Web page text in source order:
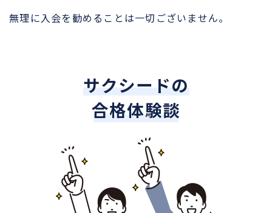
無理に入会を勧めることは一切ございません。
サクシードの
合格体験談